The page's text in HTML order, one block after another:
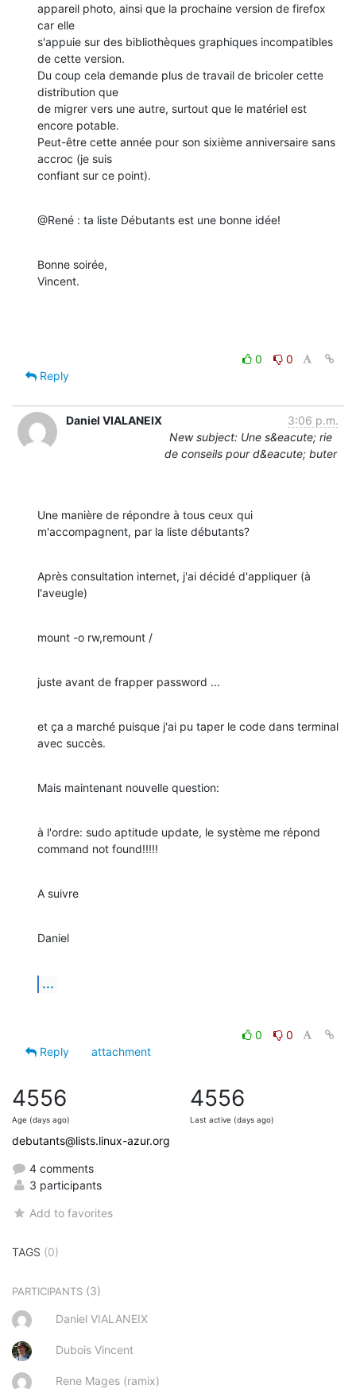
appareil photo, ainsi que la prochaine version de firefox
car elle
s'appuie sur des bibliothèques graphiques incompatibles
de cette version.
Du coup cela demande plus de travail de bricoler cette
distribution que
de migrer vers une autre, surtout que le matériel est
encore potable.
Peut-être cette année pour son sixième anniversaire sans
accroc (je suis
confiant sur ce point).
@René : ta liste Débutants est une bonne idée!
Bonne soirée,
Vincent.
0
0
Reply
Daniel VIALANEIX
3:06 p.m.
New subject: Une s&eacute; rie
de conseils pour d&eacute; buter
Une manière de répondre à tous ceux qui
m'accompagnent, par la liste débutants?
Après consultation internet, j'ai décidé d'appliquer (à
l'aveugle)
mount -o rw,remount /
juste avant de frapper password ...
et ça a marché puisque j'ai pu taper le code dans terminal
avec succès.
Mais maintenant nouvelle question:
à l'ordre: sudo aptitude update, le système me répond
command not found!!!!!
A suivre
Daniel
...
0
0
Reply
attachment
4556
Age (days ago)
4556
Last active (days ago)
debutants@lists.linux-azur.org
4 comments
3 participants
Add to favorites
TAGS (0)
PARTICIPANTS (3)
Daniel VIALANEIX
Dubois Vincent
Rene Mages (ramix)